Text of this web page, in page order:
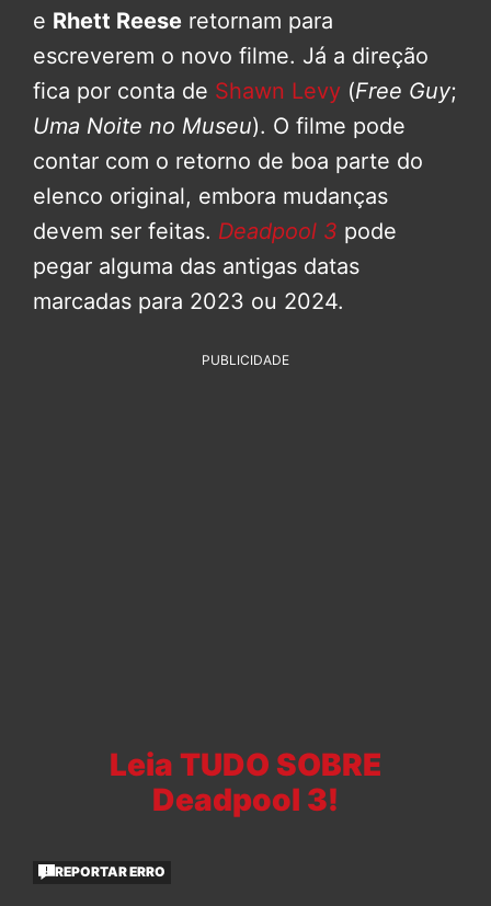
e Rhett Reese retornam para
escreverem o novo filme. Já a direção
fica por conta de Shawn Levy (Free Guy;
Uma Noite no Museu). O filme pode
contar com o retorno de boa parte do
elenco original, embora mudanças
devem ser feitas. Deadpool 3 pode
pegar alguma das antigas datas
marcadas para 2023 ou 2024.
PUBLICIDADE
Leia TUDO SOBRE
Deadpool 3!
REPORTAR ERRO